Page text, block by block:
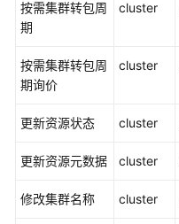
集
版）
建
群
版）
按需集群转包周
期
cluster
按需集群转包周
期询价
cluster
更新资源状态 cluster
更新资源元数据 cluster
修改集群名称 cluster